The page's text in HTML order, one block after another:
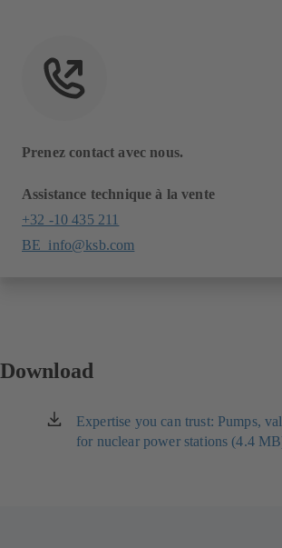
Prenez contact avec nous.
Assistance technique à la vente
+32 -10 435 211
BE_info@ksb.com
Download
Expertise you can trust: Pumps,
for nuclear power stations (4.4
(s'ouvre
dans